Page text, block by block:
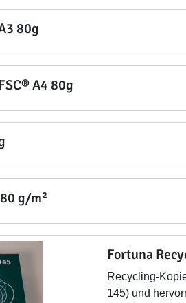
80g
A4 80g
g/m²
Fortuna
Recycling-
145) und